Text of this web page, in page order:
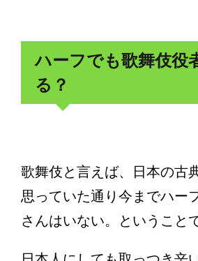
ハーフでも歌舞伎役
る？
歌舞伎と言えば、日本の古
思っていた通り今までハー
さんはいない。ということ